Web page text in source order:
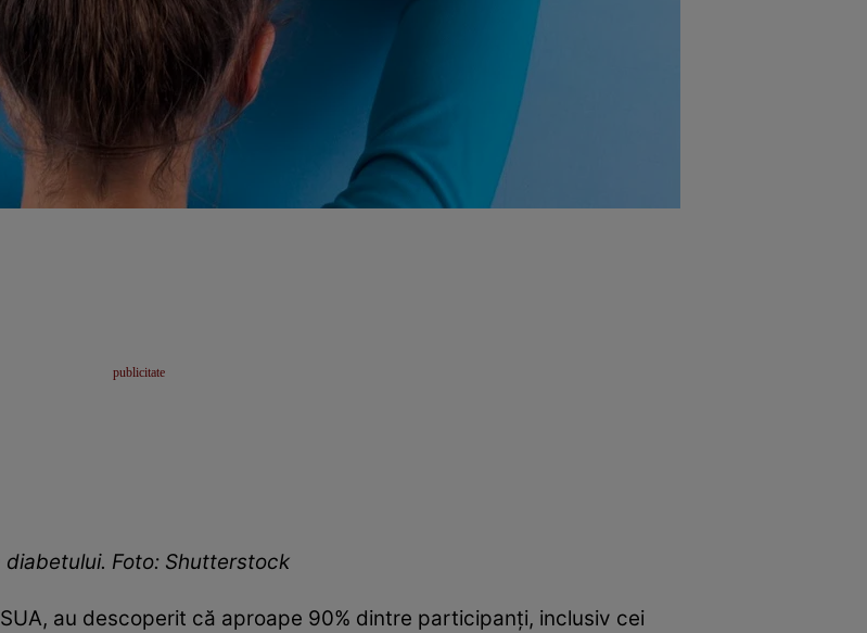
Foto: Shutterstock
au descoperit că aproape 90% dintre participanți, inclusiv cei